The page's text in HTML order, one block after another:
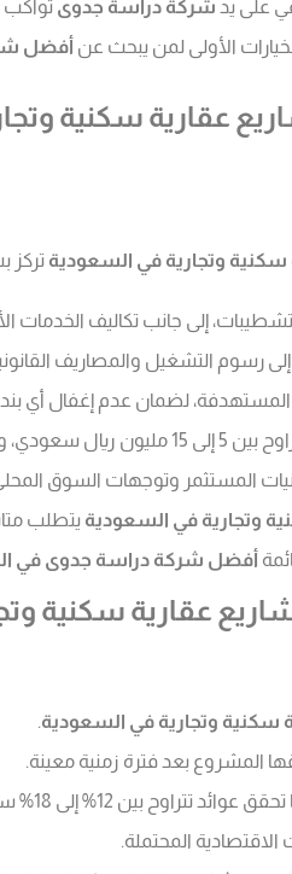
على يد شركة دراسة جدوى تواكب
الأولى لمن يبحث عن أفضل
عقارية سكنية
وتجارية في السعودية تركز
إلى جانب تكاليف الخدمات
إلى رسوم التشغيل والمصاريف
لضمان عدم إغفال أي بند
المطلوبة.
المستثمر وتوجهات السوق
وتجارية في السعودية يتطلب
أفضل شركة دراسة جدوى في
عقارية سكنية
سكنية وتجارية في السعودية.
المشروع بعد فترة زمنية معينة.
وفقًا للمنطقة وموقع المشروع.